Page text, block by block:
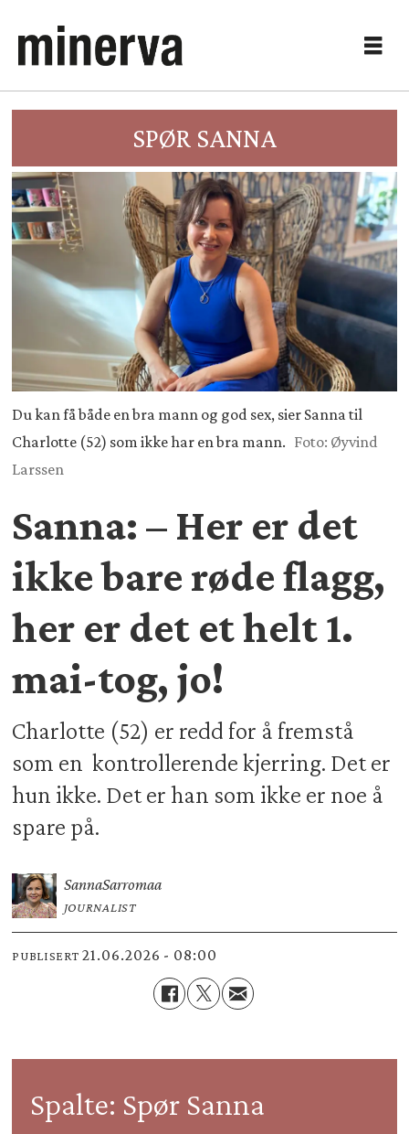
SPØR SANNA
Du kan få både en bra mann og god sex, sier Sanna til
Charlotte (52) som ikke har en bra mann. Foto: Øyvind
Larssen
Sanna: – Her er det
ikke bare røde flagg,
her er det et helt 1.
mai-tog, jo!
Charlotte (52) er redd for å fremstå
som en kontrollerende kjerring. Det er
hun ikke. Det er han som ikke er noe å
spare på.
SannaSarromaa
JOURNALIST
PUBLISERT 21.06.2026 - 08:00
Spalte: Spør Sanna